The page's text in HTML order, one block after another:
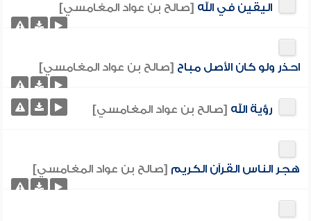
اليقين في الله [صالح بن عواد المغامسي]
احذر ولو كان الأصل مباح [صالح بن عواد المغامسي]
رؤية الله [صالح بن عواد المغامسي]
هجر الناس القرآن الكريم [صالح بن عواد المغامسي]